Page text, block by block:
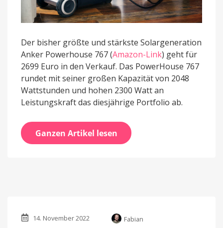
Der bisher größte und stärkste Solargeneration
Anker Powerhouse 767 (Amazon-Link) geht für
2699 Euro in den Verkauf. Das PowerHouse 767
rundet mit seiner großen Kapazität von 2048
Wattstunden und hohen 2300 Watt an
Leistungskraft das diesjährige Portfolio ab.
Ganzen Artikel lesen
14. November 2022
Fabian